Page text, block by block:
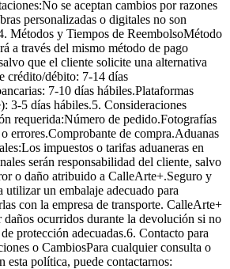
se aceptan cambios por razones
personalizadas o digitales no son
Métodos y Tiempos de ReembolsoMétodo
a través del mismo método de pago
que el cliente solicite una alternativa
crédito/débito: 7-14 días
7-10 días hábiles.Plataformas
3-5 días hábiles.5. Consideraciones
requerida:Número de pedido.Fotografías
errores.Comprobante de compra.Aduanas
impuestos o tarifas aduaneras en
serán responsabilidad del cliente, salvo
o daño atribuido a CalleArte+.Seguro y
utilizar un embalaje adecuado para
con la empresa de transporte. CalleArte+
daños ocurridos durante la devolución si no
protección adecuadas.6. Contacto para
o CambiosPara cualquier consulta o
esta política, puede contactarnos: